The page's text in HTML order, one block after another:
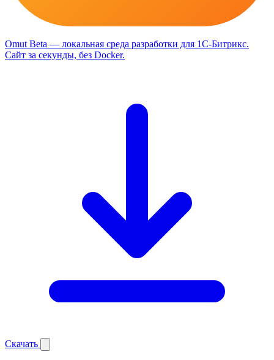
Omut Beta — локальная среда разработки для 1С-Битрикс.
Сайт за секунды, без Docker.
Скачать